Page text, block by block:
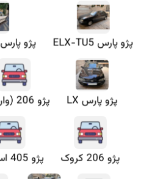
پژو پارس ELX-TU5 پژو پارس ELX-XU7P
پژو پارس LX پژو 206 (وارداتی)
پژو 206 کروک پژو 405 استیشن